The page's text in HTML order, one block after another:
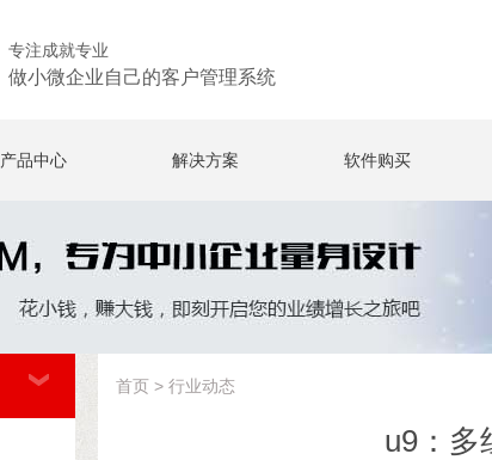
专注成就专业
做小微企业自己的客户管理系统
产品中心 解决方案 软件购买
首页 > 行业动态
u9：多